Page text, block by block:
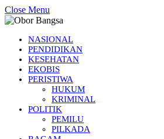
Close Menu
NASIONAL
PENDIDIKAN
KESEHATAN
EKOBIS
PERISTIWA
HUKUM
KRIMINAL
POLITIK
PEMILU
PILKADA